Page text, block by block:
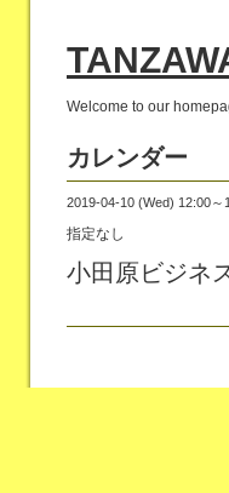
Welcome to our
カレンダー
2019-04-10 (Wed) 12:00～
指定なし
小田原ビジネ